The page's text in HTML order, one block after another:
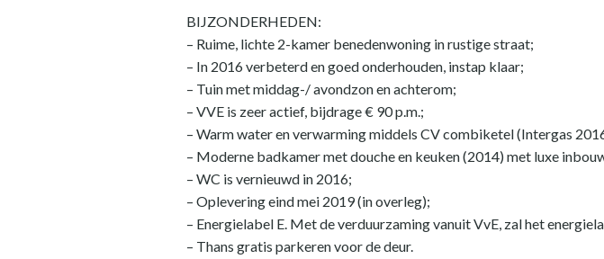
BIJZONDERHEDEN:
– Ruime, lichte 2-kamer benedenwoning in rustige straat;
– In 2016 verbeterd en goed onderhouden, instap klaar;
– Tuin met middag-/ avondzon en achterom;
– VVE is zeer actief, bijdrage € 90 p.m.;
– Warm water en verwarming middels CV combiketel (Intergas
– Moderne badkamer met douche en keuken (2014) met luxe
– WC is vernieuwd in 2016;
– Oplevering eind mei 2019 (in overleg);
– Energielabel E. Met de verduurzaming vanuit VvE, zal het
– Thans gratis parkeren voor de deur.